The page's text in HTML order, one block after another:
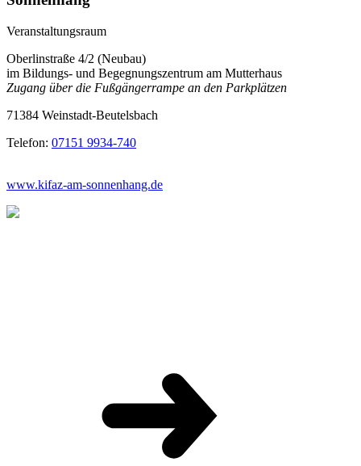
Veranstaltungsraum
Oberlinstraße 4/2 (Neubau)
im Bildungs- und Begegnungszentrum am Mutterhaus
Zugang über die Fußgängerrampe an den Parkplätzen
71384 Weinstadt-Beutelsbach
Telefon: 07151 9934-740
www.kifaz-am-sonnenhang.de